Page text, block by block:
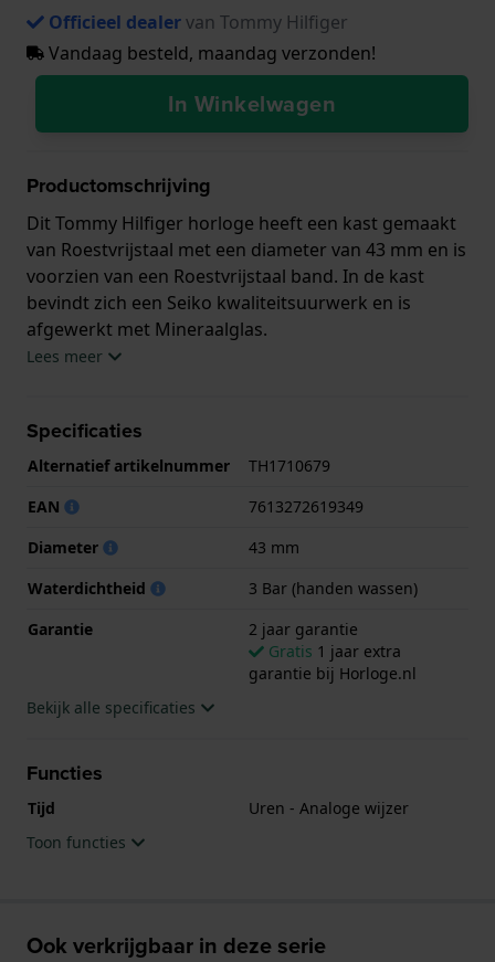
Officieel dealervan Tommy Hilfiger
Vandaag besteld, maandag verzonden!
In Winkelwagen
Productomschrijving
Dit Tommy Hilfiger horloge heeft een kast gemaakt
van Roestvrijstaal met een diameter van 43 mm en is
voorzien van een Roestvrijstaal band. In de kast
bevindt zich een Seiko kwaliteitsuurwerk en is
afgewerkt met Mineraalglas.
geleverd met 2 jaar garantie.
Lees meer
Specificaties
Alternatief artikelnummer
TH1710679
EAN
7613272619349
Diameter
43 mm
Waterdichtheid
3 Bar (handen wassen)
Garantie
2 jaar garantie
Gratis 1 jaar extra
garantie bij Horloge.nl
Bekijk alle specificaties
Functies
Tijd
Uren - Analoge wijzer
Toon functies
Ook verkrijgbaar in deze serie